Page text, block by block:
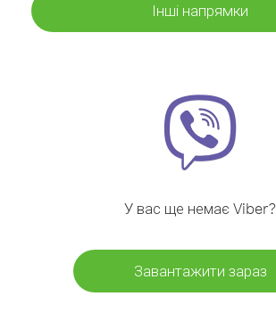
Інші напрямки
У вас ще немає Viber?
Завантажити зараз